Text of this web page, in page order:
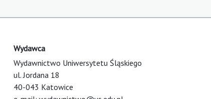
Wydawca
Wydawnictwo Uniwersytetu Śląskiego
ul. Jordana 18
40-043 Katowice